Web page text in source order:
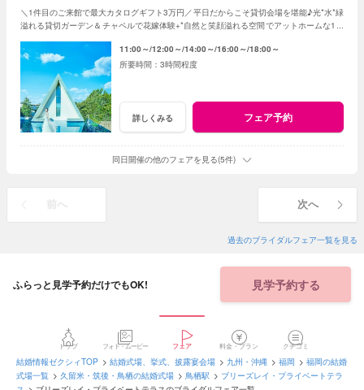
＼1件目のご来館で最大カタログギフト3万円／平日だからこそ貸切会場を堪能♪光*水*緑
溢れる貸切ガーデン＆チャペルで花嫁体験+*自然と笑顔溢れる空間でアットホームな1日
11:00～ 12:00～ 14:00～ 16:00～ 18:00～
3時間程度
詳しくみる フェア予約
同日開催の他のフェアを見る(5件)
前へ 次へ
過去のブライダルフェア一覧を見る
ふらっと見学予約だけでもOK! 見学予約する
トップ フォト・ムービー フェア 料金・プラン クチコミ
結婚情報ゼクシィTOP 結婚式場、挙式、披露宴会場 九州・沖縄 福岡
福岡の結婚
式場一覧
久留米・筑後・鳥栖の結婚式場 鳥栖駅
ブリーズレイ・プライベートテラ